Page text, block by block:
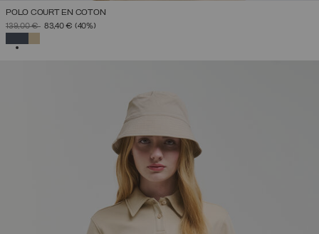
POLO COURT EN COTON
PRIX RÉDUIT DE
139,00 €À83,40 € (40%)